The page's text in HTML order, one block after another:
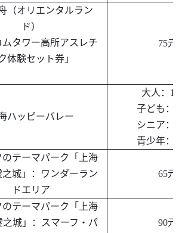
（オリエンタルラン
ド）
ムタワー高所アスレチ
体験セット券」
75元
海ハッピーバレー
大人：
子ども：
シニア：
青少年：
のテーマパーク「上海
城」：ワンダーラン
ドエリア
65元
のテーマパーク「上海
之城」：スマーフ・パ
90元